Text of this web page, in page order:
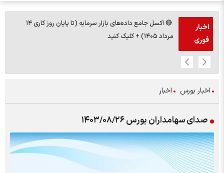
اخبار
فوری
🔴 اکسل جامع داده‌های بازار سرمایه (تا پایان روز کاری ۱۴
مرداد ۱۴۰۵) + کلیک کنید
اخبار بورس اخبار
صدای سهامداران بورس ۱۴۰۳/۰۸/۲۶